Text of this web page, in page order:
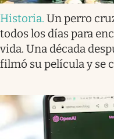
Historia. Un perro
todos los días para
vida. Una década
filmó su película y se